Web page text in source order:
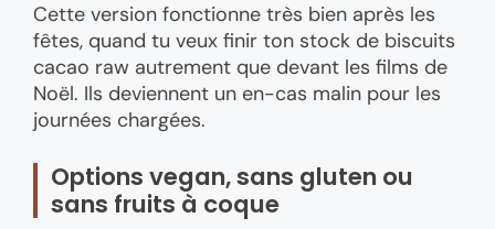
Cette version fonctionne très bien après les
fêtes, quand tu veux finir ton stock de biscuits
cacao raw autrement que devant les films de
Noël. Ils deviennent un en-cas malin pour les
journées chargées.
Options vegan, sans gluten ou
sans fruits à coque